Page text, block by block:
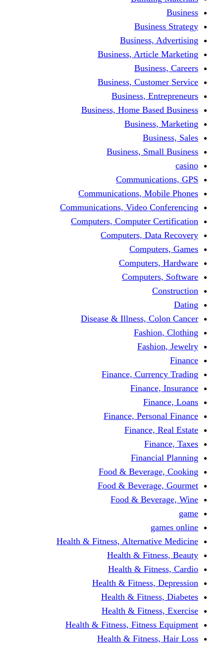
Business,
Business,
Business,
Business,
Business, Home
Business,
Communications,
Communications, Video
Computers, Computer
Computers,
Disease & Illness,
Finance,
Finance,
Finance,
Food &
Food &
Food &
Health & Fitness,
Health &
Health &
Health & Fitness,
Health &
Health &
Health & Fitness,
Health &